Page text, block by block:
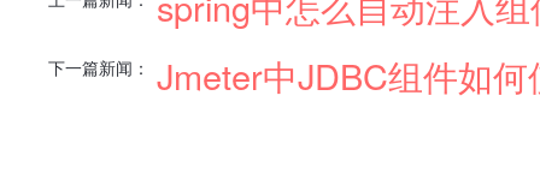
下一篇新闻： Jmeter中JDBC组件如何